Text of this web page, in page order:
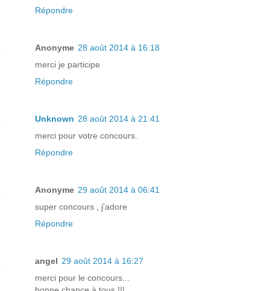
Répondre
Anonyme 28 août 2014 à 16:18
merci je participe
Répondre
Unknown 28 août 2014 à 21:41
merci pour votre concours.
Répondre
Anonyme 29 août 2014 à 06:41
super concours , j'adore
Répondre
angel 29 août 2014 à 16:27
merci pour le concours...